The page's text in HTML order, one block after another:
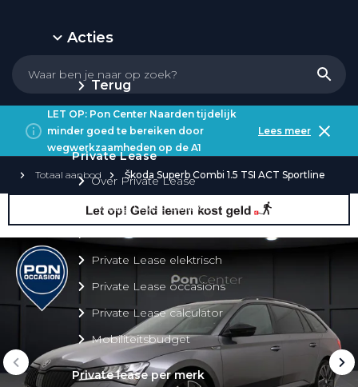
Acties
Terug
Private Lease
Over Private Lease
Private Lease aanbod
Private Lease elektrisch
Private Lease occasions
Private Lease calculator
Mobiliteitsbudget
Private lease per merk
LET OP: Pon Center Naarden tijdelijk
minder goed te bereiken door
wegwerkzaamheden op de A1
Lees meer
Totaal aanbod Škoda Superb Combi 1.5 TSI ACT Sportline